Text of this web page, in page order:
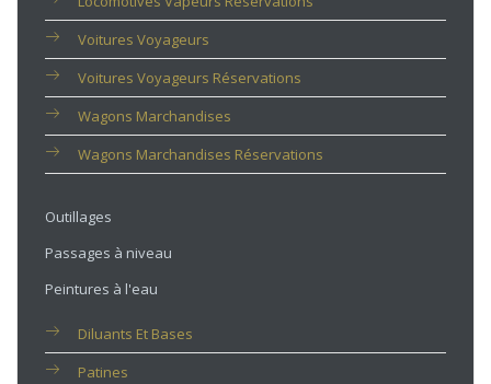
Voitures Voyageurs
Voitures Voyageurs Réservations
Wagons Marchandises
Wagons Marchandises Réservations
Outillages
Passages à niveau
Peintures à l'eau
Diluants Et Bases
Patines